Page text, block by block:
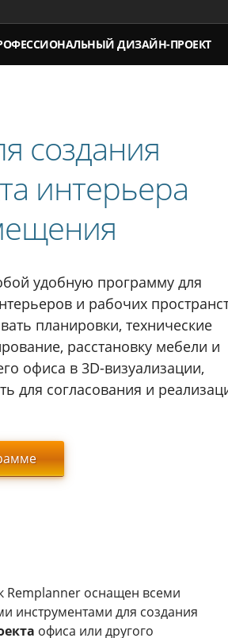
ДИЗАЙН-ПРОЕКТ
создания
интерьера
удобную программу для
и рабочих
планировки, технические
расстановку мебели и
офиса в 3D-визуализации,
для согласования и
Remplanner оснащен всеми
инструментами для создания
офиса или другого